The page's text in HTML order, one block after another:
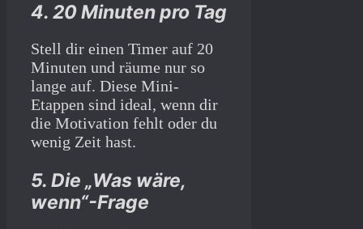
4. 20 Minuten pro Tag
Stell dir einen Timer auf 20
Minuten und räume nur so
lange auf. Diese Mini-
Etappen sind ideal, wenn dir
die Motivation fehlt oder du
wenig Zeit hast.
5. Die „Was wäre,
wenn“-Frage